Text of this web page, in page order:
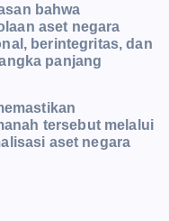
bahwa
aset negara
berintegritas, dan
panjang
tersebut melalui
aset negara